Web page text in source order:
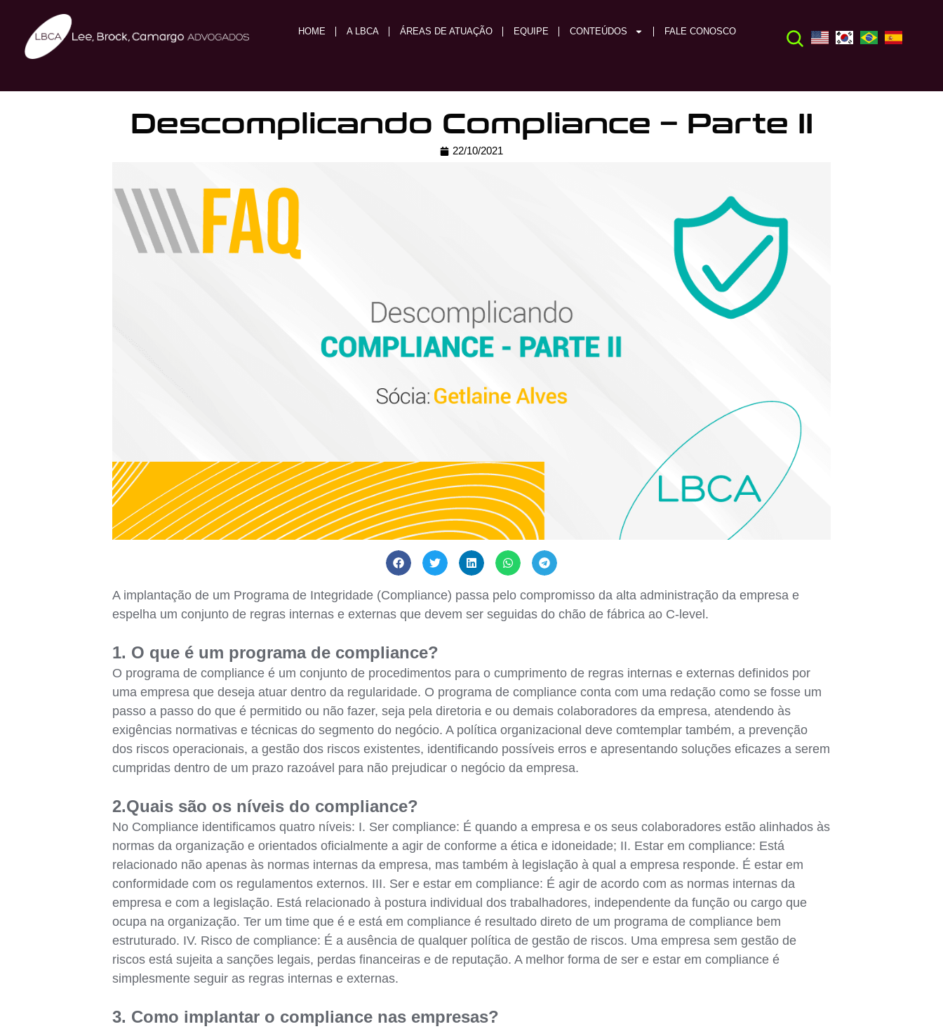
HOME A LBCA ÁREAS DE ATUAÇÃO EQUIPE CONTEÚDOS FALE CONOSCO
Descomplicando Compliance – Parte II
22/10/2021
A implantação de um Programa de Integridade (Compliance) passa pelo compromisso da alta administração da empresa e
espelha um conjunto de regras internas e externas que devem ser seguidas do chão de fábrica ao C-level.
1. O que é um programa de compliance?
O programa de compliance é um conjunto de procedimentos para o cumprimento de regras internas e externas definidos por
uma empresa que deseja atuar dentro da regularidade. O programa de compliance conta com uma redação como se fosse um
passo a passo do que é permitido ou não fazer, seja pela diretoria e ou demais colaboradores da empresa, atendendo às
exigências normativas e técnicas do segmento do negócio. A política organizacional deve comtemplar também, a prevenção
dos riscos operacionais, a gestão dos riscos existentes, identificando possíveis erros e apresentando soluções eficazes a serem
cumpridas dentro de um prazo razoável para não prejudicar o negócio da empresa.
2.Quais são os níveis do compliance?
No Compliance identificamos quatro níveis: I. Ser compliance: É quando a empresa e os seus colaboradores estão alinhados às
normas da organização e orientados oficialmente a agir de conforme a ética e idoneidade; II. Estar em compliance: Está
relacionado não apenas às normas internas da empresa, mas também à legislação à qual a empresa responde. É estar em
conformidade com os regulamentos externos. III. Ser e estar em compliance: É agir de acordo com as normas internas da
empresa e com a legislação. Está relacionado à postura individual dos trabalhadores, independente da função ou cargo que
ocupa na organização. Ter um time que é e está em compliance é resultado direto de um programa de compliance bem
estruturado. IV. Risco de compliance: É a ausência de qualquer política de gestão de riscos. Uma empresa sem gestão de
riscos está sujeita a sanções legais, perdas financeiras e de reputação. A melhor forma de ser e estar em compliance é
simplesmente seguir as regras internas e externas.
3. Como implantar o compliance nas empresas?